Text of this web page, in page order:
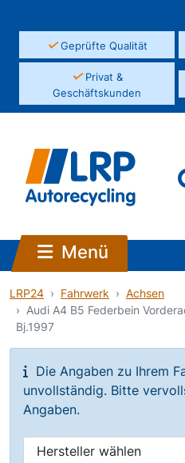
✓Geprüfte Qualität
✓Privat &
Geschäftskunden
Menü
LRP24 Fahrwerk
Achsen
Audi A4 B5 Federbein
Bj.1997
Die Angaben zu Ihrem
unvollständig. Bitte
Angaben.